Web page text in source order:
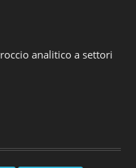
analitico a settori